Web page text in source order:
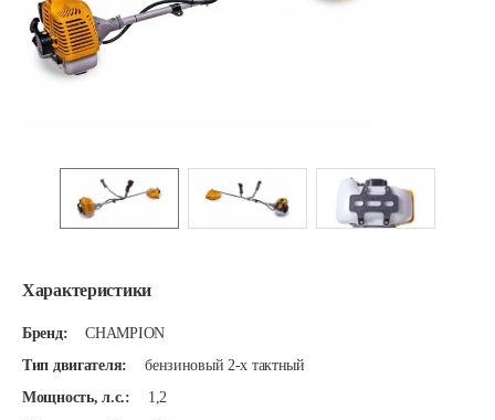
Характеристики
Бренд:
CHAMPION
Тип двигателя:
бензиновый 2-х тактный
Мощность, л.с.:
1,2